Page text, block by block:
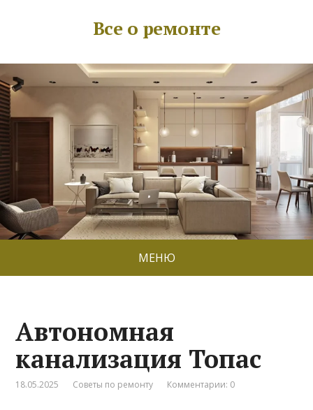
Все о ремонте
МЕНЮ
Автономная
канализация Топас
18.05.2025 Советы по ремонту Комментарии: 0